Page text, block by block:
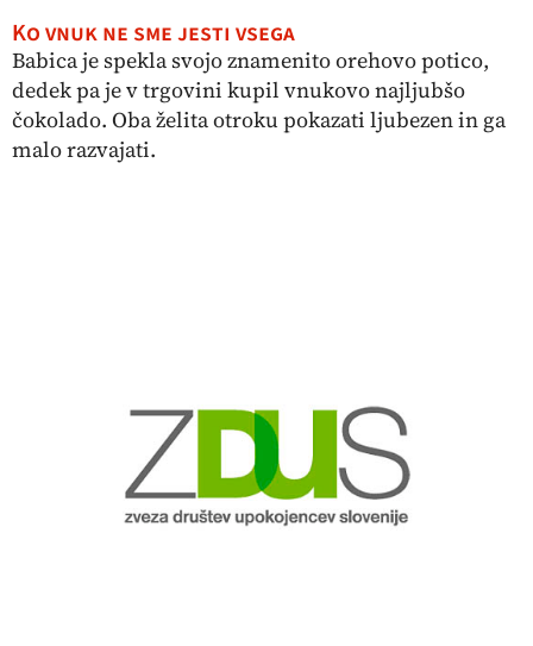
Ko vnuk ne sme jesti vsega
Babica je spekla svojo znamenito orehovo potico,
dedek pa je v trgovini kupil vnukovo najljubšo
čokolado. Oba želita otroku pokazati ljubezen in ga
malo razvajati.